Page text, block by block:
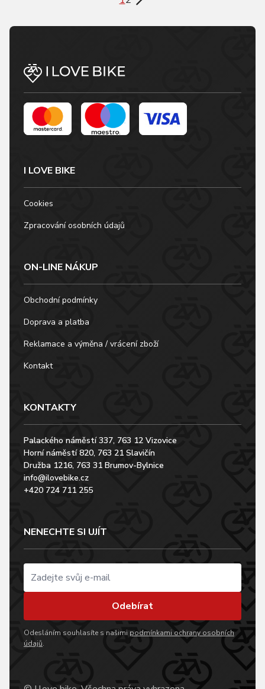
I LOVE BIKE
Cookies
Zpracování osobních údajů
ON-LINE NÁKUP
Obchodní podmínky
Doprava a platba
Reklamace a výměna / vrácení zboží
Kontakt
KONTAKTY
Palackého náměstí 337, 763 12 Vizovice
Horní náměstí 820, 763 21 Slavičín
Družba 1216, 763 31 Brumov-Bylnice
info@ilovebike.cz
+420 724 711 255
NENECHTE SI UJÍT
Odebírat
Odesláním souhlasíte s našimi podmínkami ochrany osobních
údajů.